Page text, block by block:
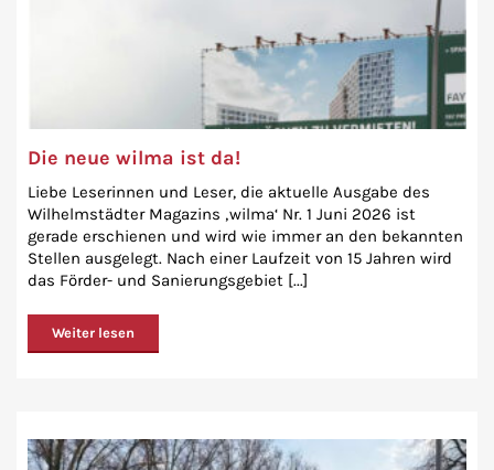
Die neue wilma ist da!
Liebe Leserinnen und Leser, die aktuelle Ausgabe des
Wilhelmstädter Magazins ‚wilma‘ Nr. 1 Juni 2026 ist
gerade erschienen und wird wie immer an den bekannten
Stellen ausgelegt. Nach einer Laufzeit von 15 Jahren wird
das Förder- und Sanierungsgebiet [...]
Weiter lesen